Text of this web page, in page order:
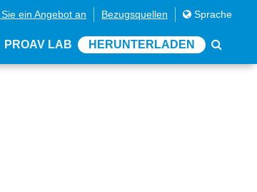
ein Angebot an Bezugsquellen Sprache
PROAV LAB HERUNTERLADEN